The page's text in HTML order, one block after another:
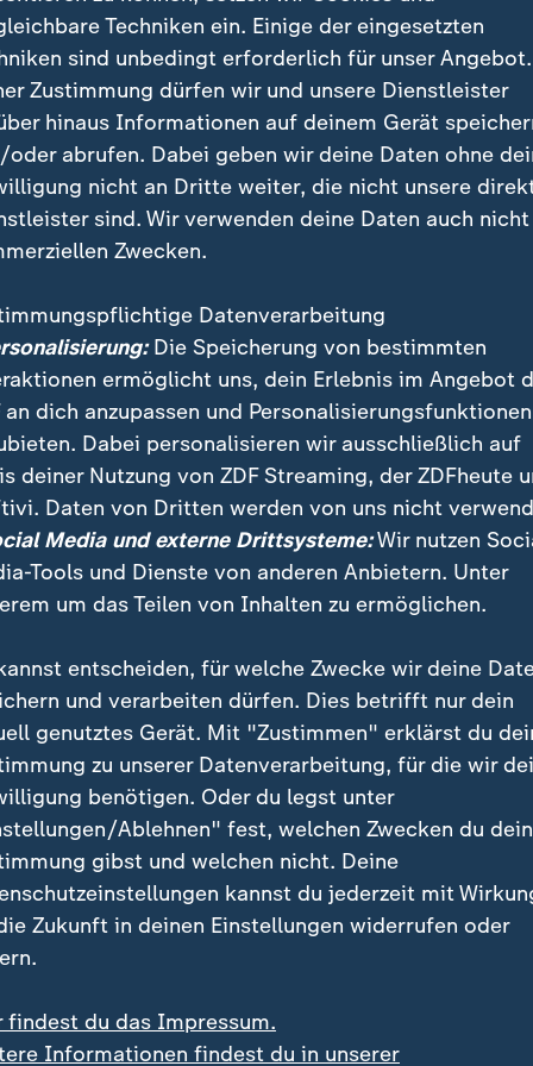
Haltung zur AfD dürften Rossmann und Vorwerk aus dem
austreten. "Weitere Austritte könnten folgen", so
reden - ein Denkfehler?
darin bereits einen Denkfehler.
hält diesen Ansatz in diesem Fall für falsch. Vor
rechtsextreme Partei wie die AfD, die
stellt", sich nicht über inhaltliche Debatten
nach AfD-Debatte: Wer noch den Hut nimmt
Vorwerk verlassen Unternehmerverband
ernten Kritik nach Öffnung zur AfD
diskutieren Verhältnis zur AfD
die auch Arbeitgeberpräsident Rainer Dulger
der Deutschen Arbeitgeberverbände) sind
Lösungen für Verbesserungen dieses Landes in
Parteien der Mitte zu suchen", sagt Dulger.
die pro Russland, anti-
Euro sind, mit denen werden wir
nicht finden.
Techniken ein. Einige der eingesetzten
sind unbedingt erforderlich für unser
Zustimmung dürfen wir und unsere Dienstleister
hinaus Informationen auf deinem Gerät
oder abrufen. Dabei geben wir deine Daten ohne
nicht an Dritte weiter, die nicht unsere
sind. Wir verwenden deine Daten auch nicht
Zwecken.
Datenverarbeitung
Die Speicherung von bestimmten
ermöglicht uns, dein Erlebnis im Angebot
an dich anzupassen und Personalisierungsfunktionen
Dabei personalisieren wir ausschließlich auf
deiner Nutzung von ZDF Streaming, der ZDFheute
Daten von Dritten werden von uns nicht
Media und externe Drittsysteme:Wir nutzen
Tools und Dienste von anderen Anbietern. Unter
um das Teilen von Inhalten zu ermöglichen.
entscheiden, für welche Zwecke wir deine
und verarbeiten dürfen. Dies betrifft nur dein
genutztes Gerät. Mit "Zustimmen" erklärst du
zu unserer Datenverarbeitung, für die wir
benötigen. Oder du legst unter
Ablehnen" fest, welchen Zwecken du
gibst und welchen nicht. Deine
kannst du jederzeit mit
Zukunft in deinen Einstellungen widerrufen oder
findest du das Impressum.
Informationen findest du in unserer